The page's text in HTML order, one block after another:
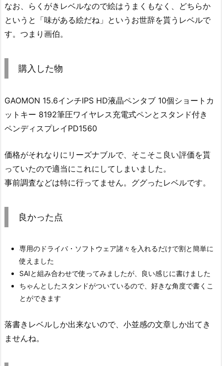
なお、らくがきレベルなので絵はうまくもなく、どちらか
というと「味がある絵だね」というお世辞を貰うレベルで
す。つまり画伯。
購入した物
GAOMON 15.6インチIPS HD液晶ペンタブ 10個ショートカ
ットキー 8192筆圧ワイヤレス充電式ペンとスタンド付き
ペンディスプレイPD1560
価格がそれなりにリーズナブルで、そこそこ良い評価を貰
っていたので適当にこれにしてしまいました。
事前調査などは特に行ってません。ググったレベルです。
良かった点
専用のドライバ・ソフトウェア諸々を入れるだけで割と簡単に
使えました
SAIと組み合わせで使ってみましたが、良い感じに書けました
ちゃんとしたスタンドがついているので、好きな角度で書くこ
とができます
落書きレベルしか出来ないので、小並感の文章しか出てき
ませんね。